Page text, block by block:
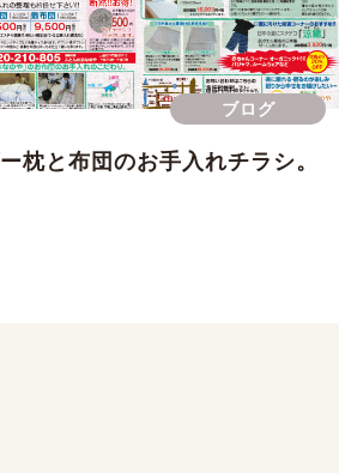
ブログ
枕と布団のお手入れチラシ。